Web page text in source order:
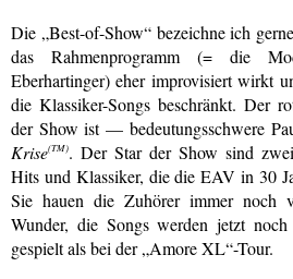
Die „Best-of-Show“ bezeichne ich
das Rahmenprogramm (= die
Eberhartinger) eher improvisiert wirkt
die Klassiker-Songs beschränkt. Der
der Show ist — bedeutungsschwere
Krise(TM). Der Star der Show sind
Hits und Klassiker, die die EAV in 30
Sie hauen die Zuhörer immer noch
Wunder, die Songs werden jetzt
gespielt als bei der „Amore XL“-Tour.